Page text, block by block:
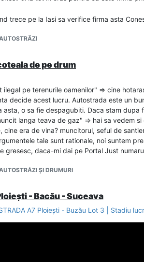
trece pe la Iasi sa verifice firma asta
de pe drum
ilegal pe terenurile oamenilor" => cine
decide acest lucru. Autostrada este un
asta, o sa fie despagubiti. Daca stam dupa
langa teava de gaz" => hai sa vedem
cine era de vina? muncitorul, seful de
tale sunt rationale, noi suntem
gresesc, daca-mi dai pe Portal Just
ȘI DRUMURI
- Bacău - Suceava
A7 Ploiești - Buzău Lot 3 | Stadiu